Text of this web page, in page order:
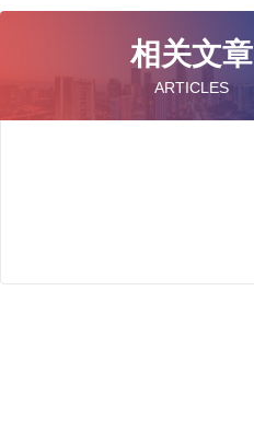
相关文章
ARTICLES